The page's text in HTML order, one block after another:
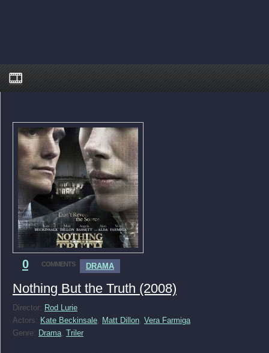
0 COMMENTS DRAMA
Nothing But the Truth (2008)
Director: Rod Lurie
Actors: Kate Beckinsale, Matt Dillon, Vera Farmiga
Genre: Drama, Triler